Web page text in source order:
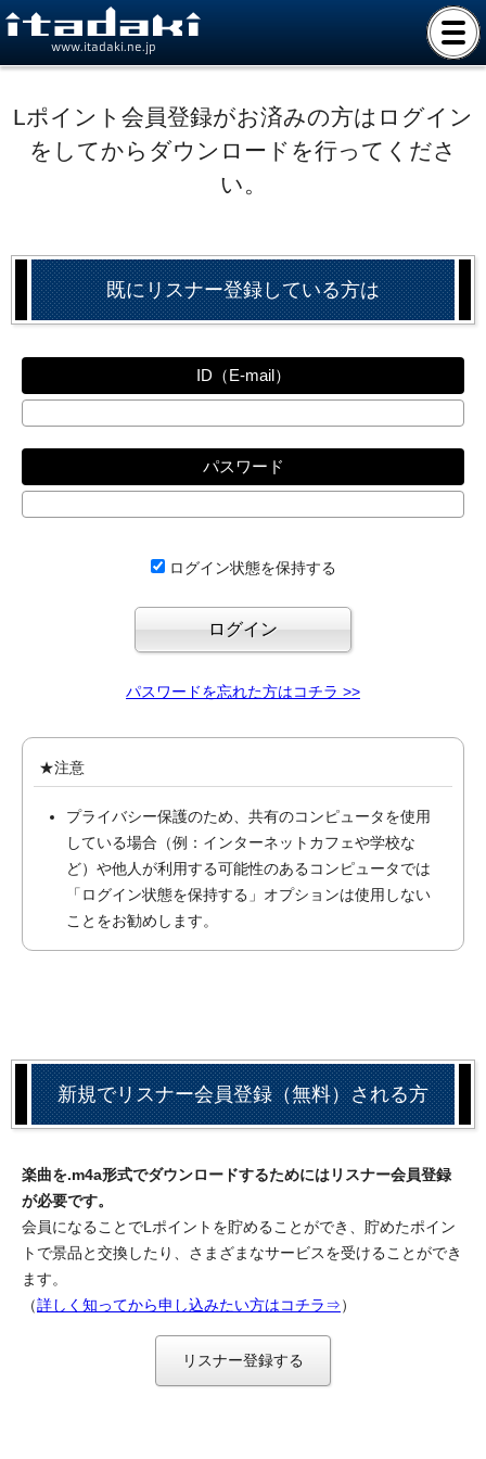
www.itadaki.ne.jp
Lポイント会員登録がお済みの方はログイン
をしてからダウンロードを行ってくださ
い。
既にリスナー登録している方は
ID（E-mail）
パスワード
ログイン状態を保持する
パスワードを忘れた方はコチラ >>
★注意
プライバシー保護のため、共有のコンピュータを使用
している場合（例：インターネットカフェや学校な
ど）や他人が利用する可能性のあるコンピュータでは
「ログイン状態を保持する」オプションは使用しない
ことをお勧めします。
新規でリスナー会員登録（無料）される方
楽曲を.m4a形式でダウンロードするためにはリスナー会員登録
が必要です。
会員になることでLポイントを貯めることができ、貯めたポイン
トで景品と交換したり、さまざまなサービスを受けることができ
ます。
（詳しく知ってから申し込みたい方はコチラ⇒）
リスナー登録する